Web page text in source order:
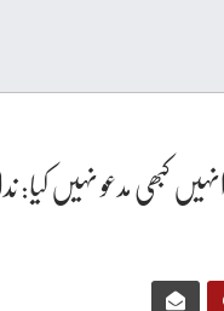
کبھی مدعو نہیں کیا: